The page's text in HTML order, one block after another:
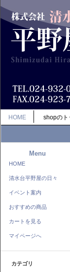
HOME shopのト
Menu
HOME
清水台平野屋の日々
イベント案内
おすすめの商品
カートを見る
マイページへ
カテゴリ